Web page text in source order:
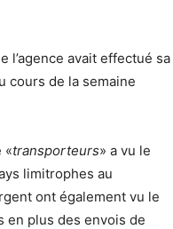
l’agence avait effectué sa
cours de la semaine
«transporteurs» a vu le
limitrophes au
ont également vu le
en plus des envois de